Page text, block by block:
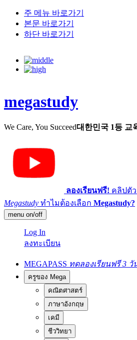
주 메뉴 바로가기
본문 바로가기
하단 바로가기
megastudy
We Care, You Succeed대한민국 1등 교
ลองเรียนฟรี! คลิปตั
Megastudy ทำไมต้องเลือก Megastudy?
menu on/off
Log In
ลงทะเบียน
MEGAPASS ทดลองเรียนฟรี 3 วั
ครูของ Mega
คณิตศาสตร์
ภาษาอังกฤษ
เคมี
ชีววิทยา